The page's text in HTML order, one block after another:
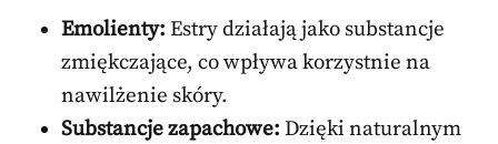
Emolienty: Estry działają jako substancje
zmiękczające, co wpływa korzystnie na
nawilżenie skóry.
Substancje zapachowe: Dzięki naturalnym